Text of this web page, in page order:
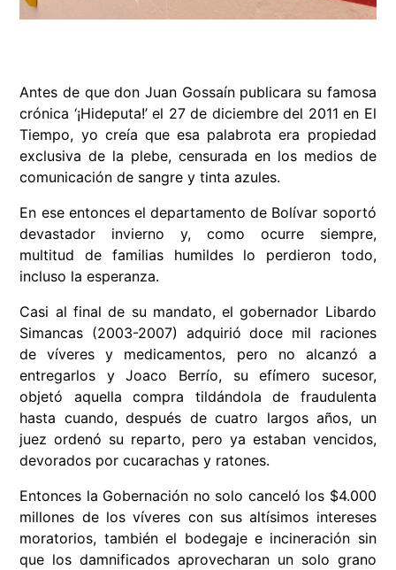
Antes de que don Juan Gossaín publicara su famosa
crónica ‘¡Hideputa!’ el 27 de diciembre del 2011 en El
Tiempo, yo creía que esa palabrota era propiedad
exclusiva de la plebe, censurada en los medios de
comunicación de sangre y tinta azules.
En ese entonces el departamento de Bolívar soportó
devastador invierno y, como ocurre siempre,
multitud de familias humildes lo perdieron todo,
incluso la esperanza.
Casi al final de su mandato, el gobernador Libardo
Simancas (2003-2007) adquirió doce mil raciones
de víveres y medicamentos, pero no alcanzó a
entregarlos y Joaco Berrío, su efímero sucesor,
objetó aquella compra tildándola de fraudulenta
hasta cuando, después de cuatro largos años, un
juez ordenó su reparto, pero ya estaban vencidos,
devorados por cucarachas y ratones.
Entonces la Gobernación no solo canceló los $4.000
millones de los víveres con sus altísimos intereses
moratorios, también el bodegaje e incineración sin
que los damnificados aprovecharan un solo grano